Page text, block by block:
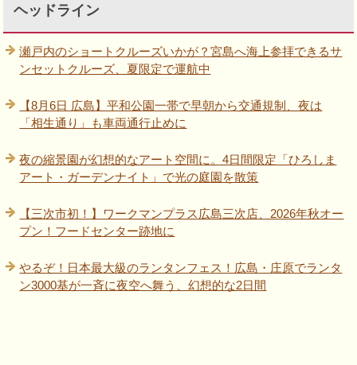
ヘッドライン
瀬戸内のショートクルーズいかが？宮島へ海上参拝できるサ
ンセットクルーズ、夏限定で運航中
【8月6日 広島】平和公園一帯で早朝から交通規制、夜は
「相生通り」も車両通行止めに
夜の縮景園が幻想的なアート空間に。4日間限定「ひろしま
アート・ガーデンナイト」で光の庭園を散策
【三次市初！】ワークマンプラス広島三次店、2026年秋オー
プン！フードセンター跡地に
やるぞ！日本最大級のランタンフェス！広島・庄原でランタ
ン3000基が一斉に夜空へ舞う、幻想的な2日間